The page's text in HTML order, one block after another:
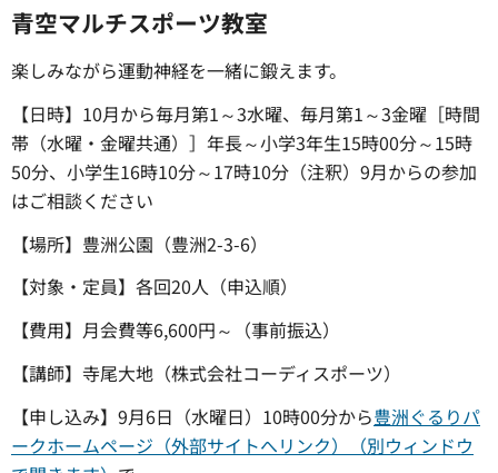
青空マルチスポーツ教室
楽しみながら運動神経を一緒に鍛えます。
【日時】10月から毎月第1～3水曜、毎月第1～3金曜［時間
帯（水曜・金曜共通）］年長～小学3年生15時00分～15時
50分、小学生16時10分～17時10分（注釈）9月からの参加
はご相談ください
【場所】豊洲公園（豊洲2-3-6）
【対象・定員】各回20人（申込順）
【費用】月会費等6,600円～（事前振込）
【講師】寺尾大地（株式会社コーディスポーツ）
【申し込み】9月6日（水曜日）10時00分から豊洲ぐるりパ
ークホームページ（外部サイトへリンク）（別ウィンドウ